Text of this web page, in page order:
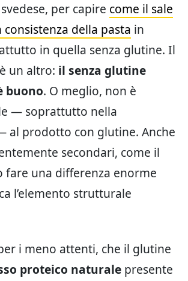
per capire come il sale
della pasta in
in quella senza glutine. Il
un altro: il senza glutine
buono. O meglio, non è
— soprattutto nella
al prodotto con glutine. Anche
secondari, come il
fare una differenza enorme
l’elemento strutturale
i meno attenti, che il glutine
proteico naturale presente